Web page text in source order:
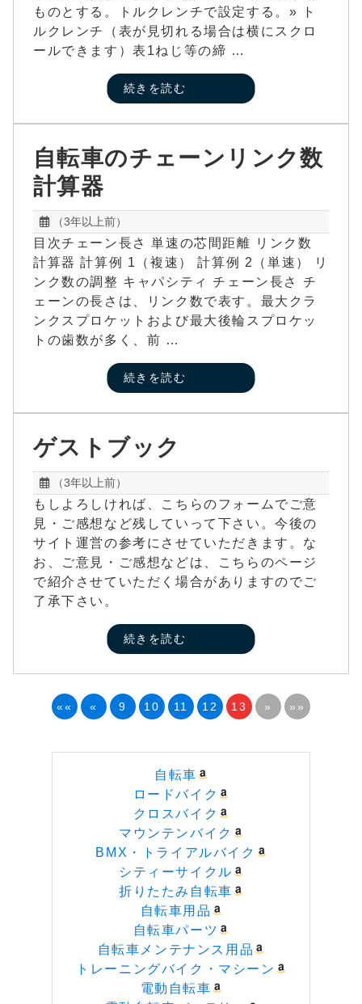
ものとする。トルクレンチで設定する。» ト
ルクレンチ（表が見切れる場合は横にスクロ
ールできます）表1ねじ等の締 …
続きを読む
自転車のチェーンリンク数
計算器
（3年以上前）
目次チェーン長さ 単速の芯間距離 リンク数
計算器 計算例 1（複速） 計算例 2（単速） リ
ンク数の調整 キャパシティ チェーン長さ チ
ェーンの長さは、リンク数で表す。最大クラ
ンクスプロケットおよび最大後輪スプロケッ
トの歯数が多く、前 …
続きを読む
ゲストブック
（3年以上前）
もしよろしければ、こちらのフォームでご意
見・ご感想など残していって下さい。今後の
サイト運営の参考にさせていただきます。な
お、ご意見・ご感想などは、こちらのページ
で紹介させていただく場合がありますのでご
了承下さい。
続きを読む
«« « 9 10 11 12 13 » »»
自転車
ロードバイク
クロスバイク
マウンテンバイク
BMX・トライアルバイク
シティーサイクル
折りたたみ自転車
自転車用品
自転車パーツ
自転車メンテナンス用品
トレーニングバイク・マシーン
電動自転車